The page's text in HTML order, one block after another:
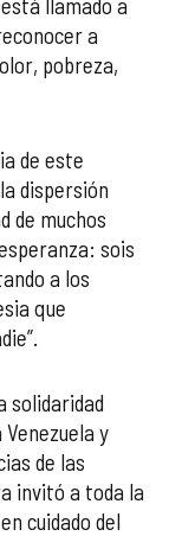
a
pobreza,
de este
dispersión
de muchos
sois
a los
que
solidaridad
y
de las
invitó a toda la
cuidado del